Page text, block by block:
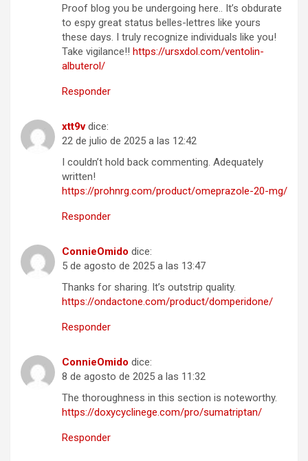
Proof blog you be undergoing here.. It’s obdurate
to espy great status belles-lettres like yours
these days. I truly recognize individuals like you!
Take vigilance!! https://ursxdol.com/ventolin-
albuterol/
Responder
xtt9v dice:
22 de julio de 2025 a las 12:42
I couldn’t hold back commenting. Adequately
written!
https://prohnrg.com/product/omeprazole-20-mg/
Responder
ConnieOmido dice:
5 de agosto de 2025 a las 13:47
Thanks for sharing. It’s outstrip quality.
https://ondactone.com/product/domperidone/
Responder
ConnieOmido dice:
8 de agosto de 2025 a las 11:32
The thoroughness in this section is noteworthy.
https://doxycyclinege.com/pro/sumatriptan/
Responder